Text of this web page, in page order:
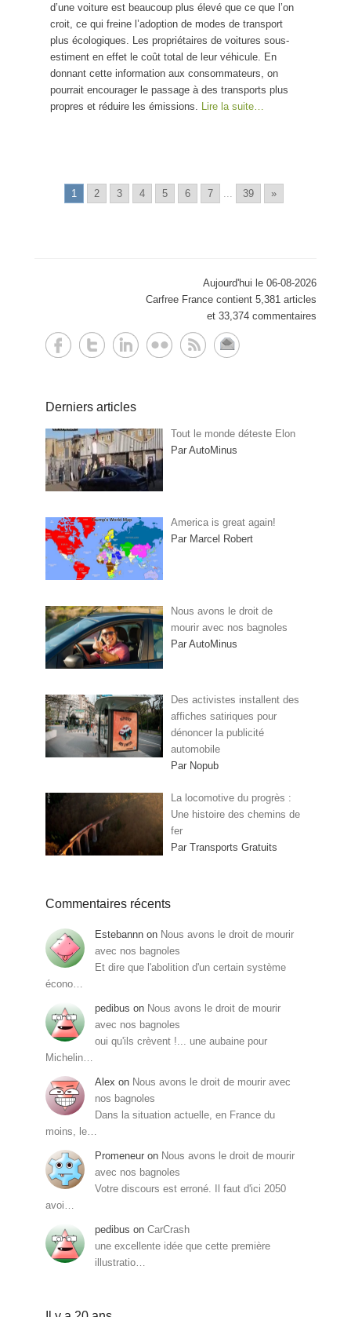
d’une voiture est beaucoup plus élevé que ce que l’on
croit, ce qui freine l’adoption de modes de transport
plus écologiques. Les propriétaires de voitures sous-
estiment en effet le coût total de leur véhicule. En
donnant cette information aux consommateurs, on
pourrait encourager le passage à des transports plus
propres et réduire les émissions. Lire la suite…
1 2 3 4 5 6 7 39 »
Aujourd'hui le 06-08-2026
Carfree France contient 5,381 articles
et 33,374 commentaires
Derniers articles
Tout le monde déteste Elon
Par AutoMinus
America is great again!
Par Marcel Robert
Nous avons le droit de
mourir avec nos bagnoles
Par AutoMinus
Des activistes installent des
affiches satiriques pour
dénoncer la publicité
automobile
Par Nopub
La locomotive du progrès :
Une histoire des chemins de
fer
Par Transports Gratuits
Commentaires récents
Estebannn on Nous avons le droit de mourir
avec nos bagnoles
Et dire que l'abolition d'un certain système
écono…
pedibus on Nous avons le droit de mourir
avec nos bagnoles
oui qu'ils crèvent !... une aubaine pour
Michelin…
Alex on Nous avons le droit de mourir avec
nos bagnoles
Dans la situation actuelle, en France du
moins, le…
Promeneur on Nous avons le droit de mourir
avec nos bagnoles
Votre discours est erroné. Il faut d'ici 2050
avoi…
pedibus on CarCrash
une excellente idée que cette première
illustratio…